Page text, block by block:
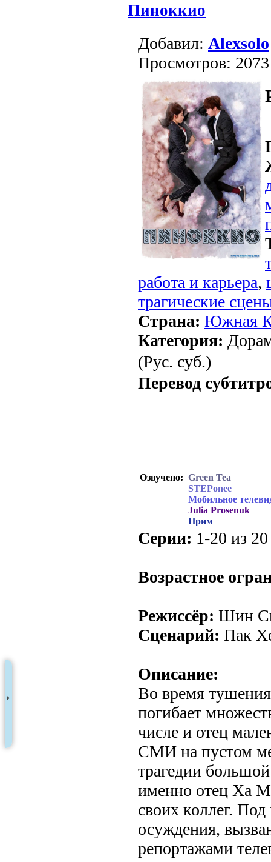
Пиноккио
Добавил: Alexsolo
Просмотров: 2073
работа и карьера,
трагические
Страна: Южная
Категория:
(Рус. суб.)
Перевод
Озвучено: Green Tea
STEPonee
Мобильное
Julia Prosenuk
Прим
Серии: 1-20 из
Возрастное
Режиссёр: Шин
Сценарий: Пак
Описание:
Во время
погибает
числе и отец
СМИ на пустом
трагедии
именно отец Ха
своих коллег.
осуждения,
репортажами